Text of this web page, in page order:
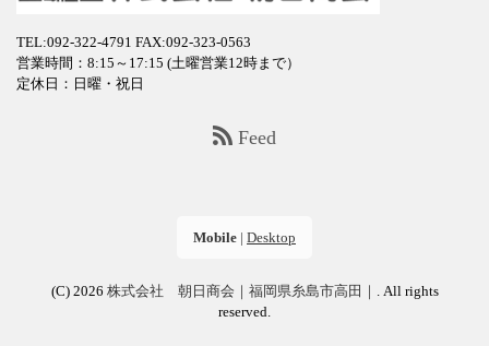
TEL:092-322-4791 FAX:092-323-0563
営業時間：8:15～17:15 (土曜営業12時まで）
定休日：日曜・祝日
Feed
Mobile | Desktop
(C) 2026 株式会社 朝日商会｜福岡県糸島市高田｜
. All rights
reserved.